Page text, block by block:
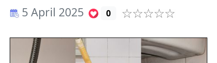
5 April 2025
0